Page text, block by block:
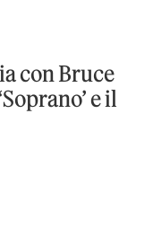
con Bruce
e il